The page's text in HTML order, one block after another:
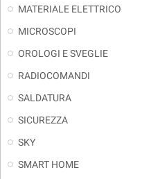
MATERIALE ELETTRICO
MICROSCOPI
OROLOGI E SVEGLIE
RADIOCOMANDI
SALDATURA
SICUREZZA
SKY
SMART HOME